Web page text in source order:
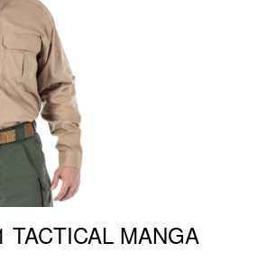
TACTICAL MANGA